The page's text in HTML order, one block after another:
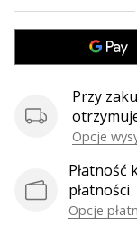
Czy
jesteś
siatkówki,
jak
my?
nas
jako
Ambasador
Przy
Opcje
Płatność
płatności
Opcje